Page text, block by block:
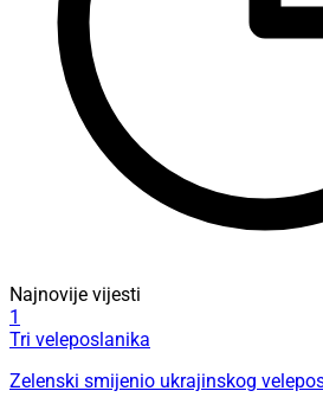
Najnovije vijesti
1
Tri veleposlanika
Zelenski smijenio ukrajinskog